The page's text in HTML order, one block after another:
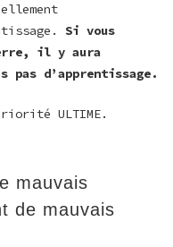
Si vous
il y aura
pas d’apprentissage.
ULTIME.
mauvais
de mauvais